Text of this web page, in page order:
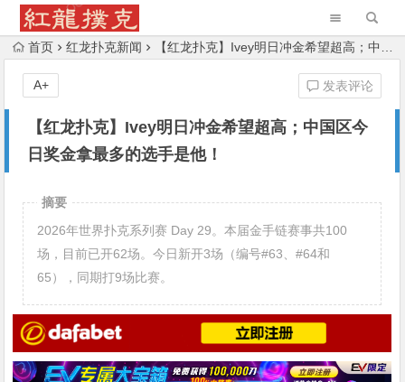
首页 红龙扑克新闻 【红龙扑克】Ivey明日冲金希望超高；中国区今日奖金拿最多的选手是他！
【红龙扑克】Ivey明日冲金希望超高；中国区今
日奖金拿最多的选手是他！
发表评论
A+
摘要
2026年世界扑克系列赛 Day 29。本届金手链赛事共100
场，目前已开62场。今日新开3场（编号#63、#64和
65），同期打9场比赛。